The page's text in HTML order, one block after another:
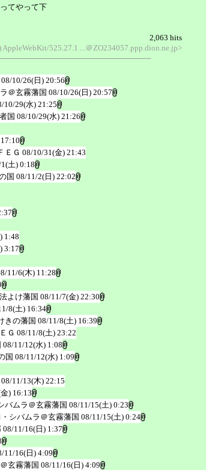
てやって下
2,063 hits
525.27.1 ...＠ZO234057.ppp.dion.ne.jp>
08/10/26(日) 20:56
＠玄霧藩国 08/10/26(日) 20:57
10/29(水) 21:25
国 08/10/29(水) 21:26
ＥＧ 08/10/31(金) 21:43
土) 0:18
国 08/11/2(日) 22:02
1:48
3:17
11/6(木) 11:28
よけ藩国 08/11/7(金) 22:30
8(土) 16:34
きの藩国 08/11/8(土) 16:39
Ｇ 08/11/8(土) 23:22
08/11/12(水) 1:08
国 08/11/12(水) 1:09
08/11/13(木) 22:15
) 16:13
バムラ＠玄霧藩国 08/11/15(土) 0:23
シバムラ＠玄霧藩国 08/11/15(土) 0:24
08/11/16(日) 1:37
11/16(日) 4:09
玄霧藩国 08/11/16(日) 4:09